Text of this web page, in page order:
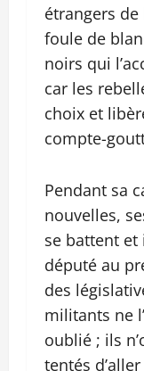
étrangers de
foule de
noirs qui
car les
choix et
compte-
Pendant sa
nouvelles,
se battent et
député au
des
militants ne
oublié ; ils
tentés